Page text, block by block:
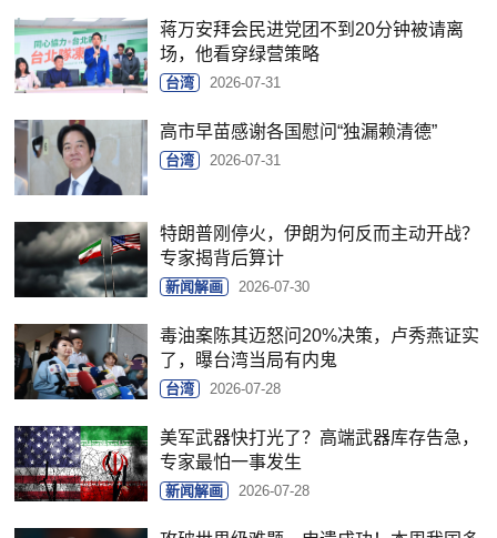
蒋万安拜会民进党团不到20分钟被请离
场，他看穿绿营策略
台湾 2026-07-31
高市早苗感谢各国慰问“独漏赖清德”
台湾 2026-07-31
特朗普刚停火，伊朗为何反而主动开战？
专家揭背后算计
新闻解画 2026-07-30
毒油案陈其迈怒问20%决策，卢秀燕证实
了，曝台湾当局有内鬼
台湾 2026-07-28
美军武器快打光了？高端武器库存告急，
专家最怕一事发生
新闻解画 2026-07-28